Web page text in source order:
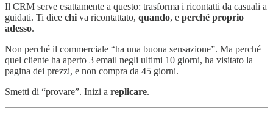
Il CRM serve esattamente a questo: trasforma i ricontatti da casuali a
guidati. Ti dice chi va ricontattato, quando, e perché proprio
adesso.
Non perché il commerciale “ha una buona sensazione”. Ma perché
quel cliente ha aperto 3 email negli ultimi 10 giorni, ha visitato la
pagina dei prezzi, e non compra da 45 giorni.
Smetti di “provare”. Inizi a replicare.